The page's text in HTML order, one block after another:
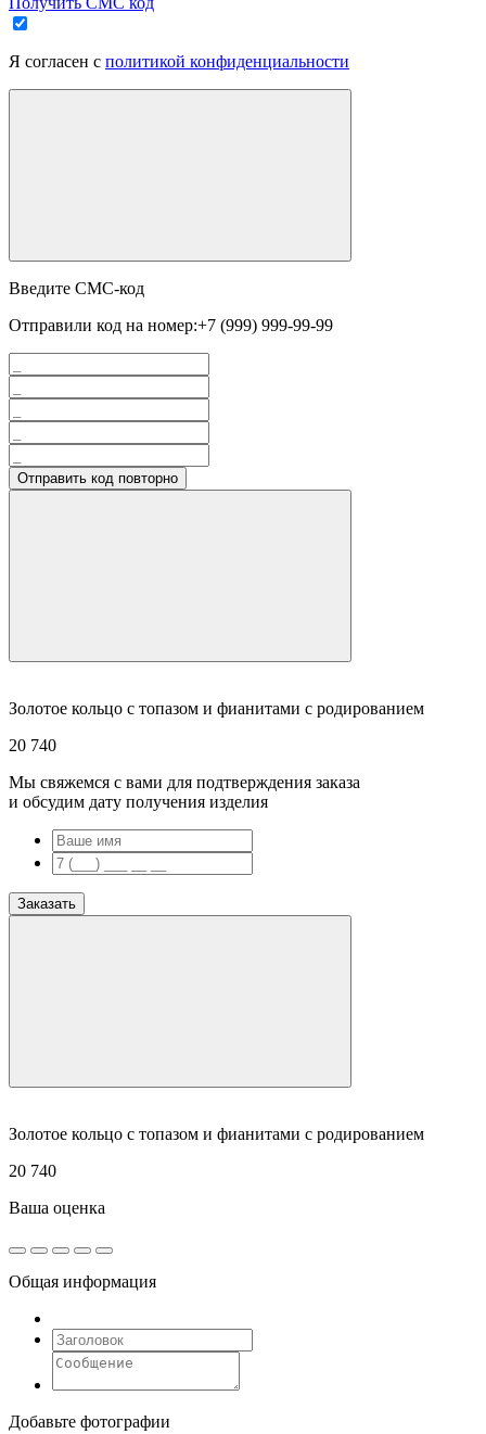
Я согласен с политикой конфиденциальности
Введите СМС-код
Отправили код на номер:+7 (999) 999-99-99
Отправить код повторно
Золотое кольцо с топазом и фианитами с родированием
20 740
Мы свяжемся с вами для подтверждения заказа
и обсудим дату получения изделия
Заказать
Золотое кольцо с топазом и фианитами с родированием
20 740
Ваша оценка
Общая информация
Добавьте фотографии